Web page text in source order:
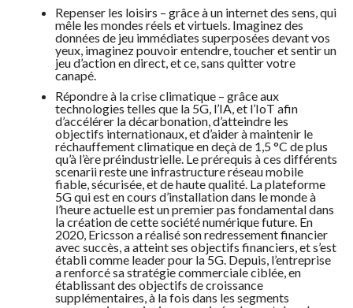
Repenser les loisirs – grâce à un internet des sens, qui
mêle les mondes réels et virtuels. Imaginez des
données de jeu immédiates superposées devant vos
yeux, imaginez pouvoir entendre, toucher et sentir un
jeu d’action en direct, et ce, sans quitter votre
canapé.
Répondre à la crise climatique – grâce aux
technologies telles que la 5G, l’IA, et l’IoT afin
d’accélérer la décarbonation, d’atteindre les
objectifs internationaux, et d’aider à maintenir le
réchauffement climatique en deçà de 1,5 °C de plus
qu’à l’ère préindustrielle. Le prérequis à ces différents
scenarii reste une infrastructure réseau mobile
fiable, sécurisée, et de haute qualité. La plateforme
5G qui est en cours d’installation dans le monde à
l’heure actuelle est un premier pas fondamental dans
la création de cette société numérique future. En
2020, Ericsson a réalisé son redressement financier
avec succès, a atteint ses objectifs financiers, et s’est
établi comme leader pour la 5G. Depuis, l’entreprise
a renforcé sa stratégie commerciale ciblée, en
établissant des objectifs de croissance
supplémentaires, à la fois dans les segments